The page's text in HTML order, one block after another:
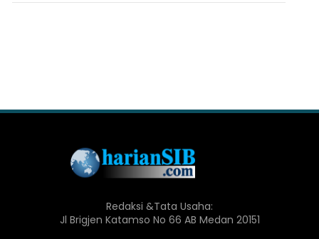
Redaksi &Tata Usaha:
Jl Brigjen Katamso No 66 AB Medan 20151